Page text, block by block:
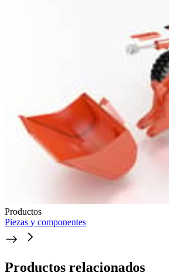
Productos
Piezas y componentes
Productos relacionados